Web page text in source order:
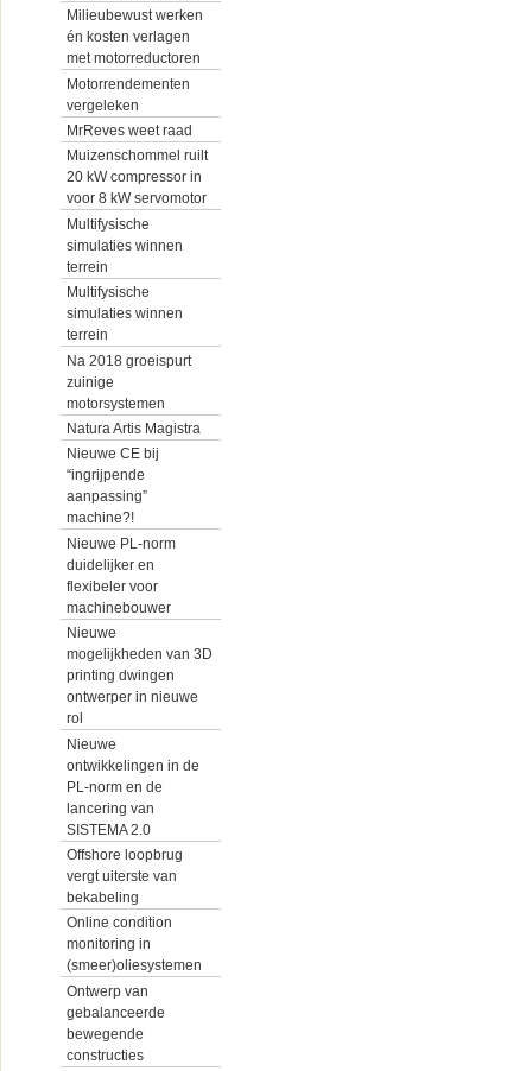
Milieubewust werken
én kosten verlagen
met motorreductoren
Motorrendementen
vergeleken
MrReves weet raad
Muizenschommel ruilt
20 kW compressor in
voor 8 kW servomotor
Multifysische
simulaties winnen
terrein
Multifysische
simulaties winnen
terrein
Na 2018 groeispurt
zuinige
motorsystemen
Natura Artis Magistra
Nieuwe CE bij
“ingrijpende
aanpassing”
machine?!
Nieuwe PL-norm
duidelijker en
flexibeler voor
machinebouwer
Nieuwe
mogelijkheden van 3D
printing dwingen
ontwerper in nieuwe
rol
Nieuwe
ontwikkelingen in de
PL-norm en de
lancering van
SISTEMA 2.0
Offshore loopbrug
vergt uiterste van
bekabeling
Online condition
monitoring in
(smeer)oliesystemen
Ontwerp van
gebalanceerde
bewegende
constructies